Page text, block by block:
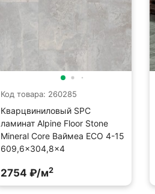
Код товара: 260285
Кварцвиниловый SPC
ламинат Alpine Floor Stone
Mineral Core Ваймеа ECO 4-15
609,6×304,8×4
2754 ₽/м2